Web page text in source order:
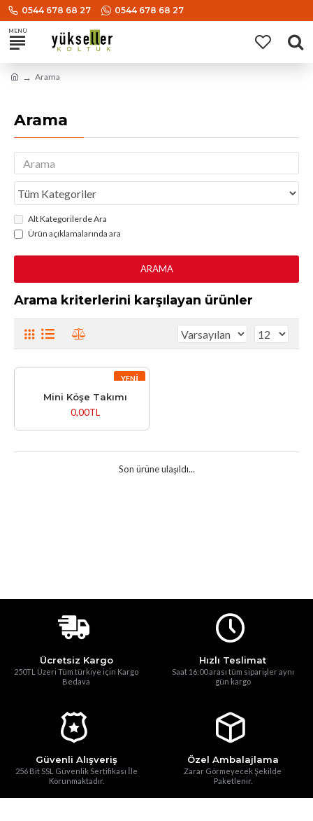
0544 678 68 27 0544 678 68 27
Arama
Arama
Alt Kategorilerde Ara
Ürün açıklamalarında ara
ARAMA
Arama kriterlerini karşılayan ürünler
YENI
Mini Köşe Takımı
0,00TL
Son ürüne ulaşıldı...
Ücretsiz Kargo
250TL Üzeri Tüm türkiye için Kargo
Bedava
Hızlı Teslimat
Saat 16:00 arası tüm siparişler aynı
gün kargo
Güvenli Alışveriş
256 Bit SSL Güvenlik Sertifikası İle
Korunmaktadır.
Özel Ambalajlama
Zarar Görmeyecek Şekilde
Paketlenir.